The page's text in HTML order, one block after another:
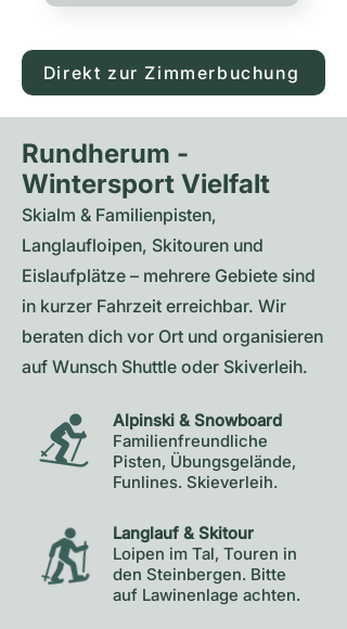
Direkt zur Zimmerbuchung
Rundherum -
Wintersport Vielfalt
Skialm & Familienpisten,
Langlaufloipen, Skitouren und
Eislaufplätze – mehrere Gebiete sind
in kurzer Fahrzeit erreichbar. Wir
beraten dich vor Ort und organisieren
auf Wunsch Shuttle oder Skiverleih.
Alpinski & Snowboard
Familienfreundliche
Pisten, Übungsgelände,
Funlines. Skieverleih.
Langlauf & Skitour
Loipen im Tal, Touren in
den Steinbergen. Bitte
auf Lawinenlage achten.